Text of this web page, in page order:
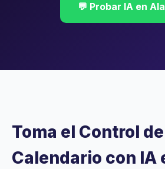
💬 Probar IA en
Toma el Control
Calendario con IA